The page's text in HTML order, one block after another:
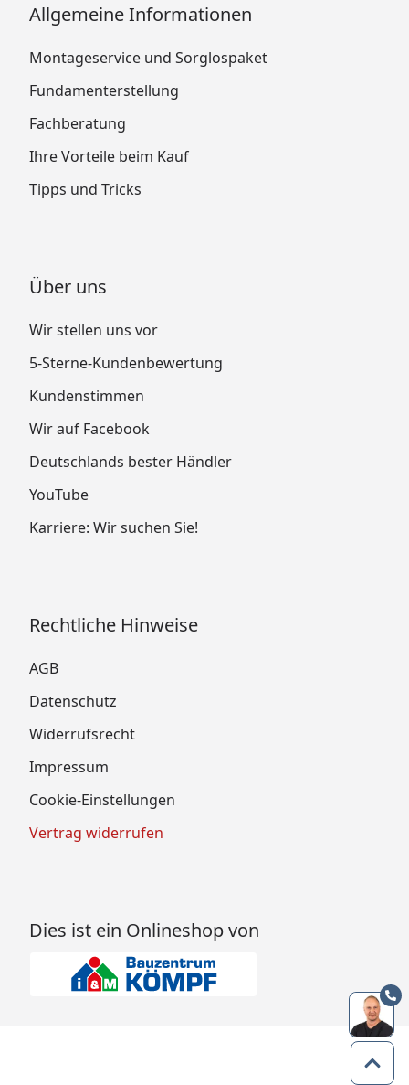
Allgemeine Informationen
Montageservice und Sorglospaket
Fundamenterstellung
Fachberatung
Ihre Vorteile beim Kauf
Tipps und Tricks
Über uns
Wir stellen uns vor
5-Sterne-Kundenbewertung
Kundenstimmen
Wir auf Facebook
Deutschlands bester Händler
YouTube
Karriere: Wir suchen Sie!
Rechtliche Hinweise
AGB
Datenschutz
Widerrufsrecht
Impressum
Cookie-Einstellungen
Vertrag widerrufen
Dies ist ein Onlineshop von